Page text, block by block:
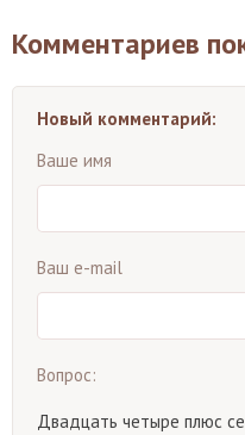
Комментариев
Новый комментарий:
Ваше имя
Ваш e-mail
Вопрос:
Двадцать четыре плюс